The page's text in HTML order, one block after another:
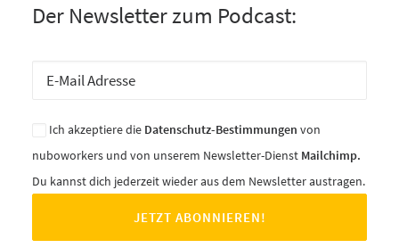
Der Newsletter zum Podcast:
Ich akzeptiere die Datenschutz-Bestimmungen von
nuboworkers und von unserem Newsletter-Dienst Mailchimp.
Du kannst dich jederzeit wieder aus dem Newsletter austragen.